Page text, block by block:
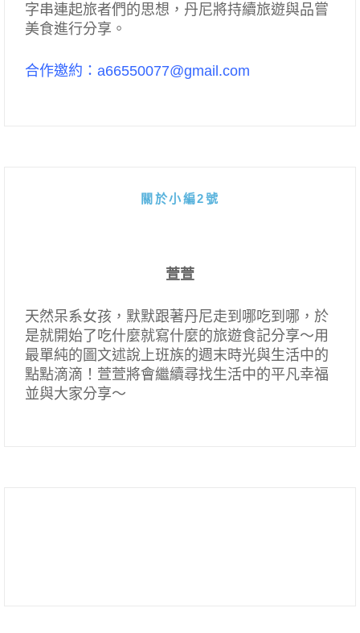
字串連起旅者們的思想，丹尼將持續旅遊與品嘗
美食進行分享。
合作邀約：a66550077@gmail.com
關於小編2號
萱萱
天然呆系女孩，默默跟著丹尼走到哪吃到哪，於
是就開始了吃什麼就寫什麼的旅遊食記分享～用
最單純的圖文述說上班族的週末時光與生活中的
點點滴滴！萱萱將會繼續尋找生活中的平凡幸福
並與大家分享～